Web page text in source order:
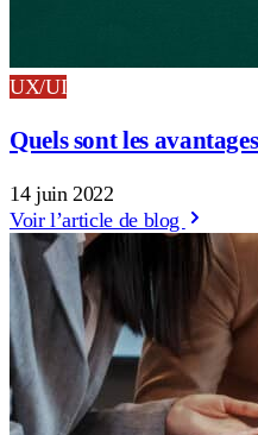
UX/UI
Quels sont les
14 juin 2022
Voir l’article de blog